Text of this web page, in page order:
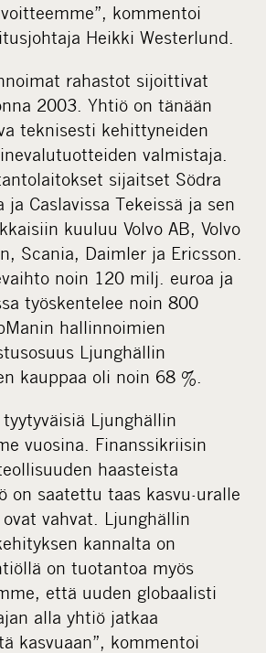
kommentoi
Heikki Westerlund.
rahastot sijoittivat
2003. Yhtiö on tänään
teknisesti kehittyneiden
valmistaja.
sijaitset Södra
Caslavissa Tekeissä ja sen
kuuluu Volvo AB, Volvo
Scania, Daimler ja Ericsson.
noin 120 milj. euroa ja
työskentelee noin 800
hallinnoimien
Ljunghällin
kauppaa oli noin 68 %.
Ljunghällin
vuosina. Finanssikriisin
haasteista
on saatettu taas kasvu-uralle
vahvat. Ljunghällin
kannalta on
on tuotantoa myös
että uuden globaalisti
alla yhtiö jatkaa
kasvuaan”, kommentoi